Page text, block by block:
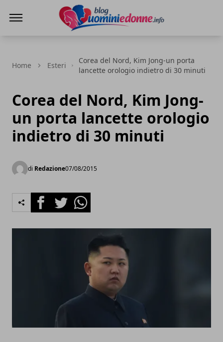
Home Esteri
Corea del Nord, Kim Jong-un porta
lancette orologio indietro di 30 minuti
Corea del Nord, Kim Jong-
un porta lancette orologio
indietro di 30 minuti
di Redazione07/08/2015
FacebookTwitterWhatsapp